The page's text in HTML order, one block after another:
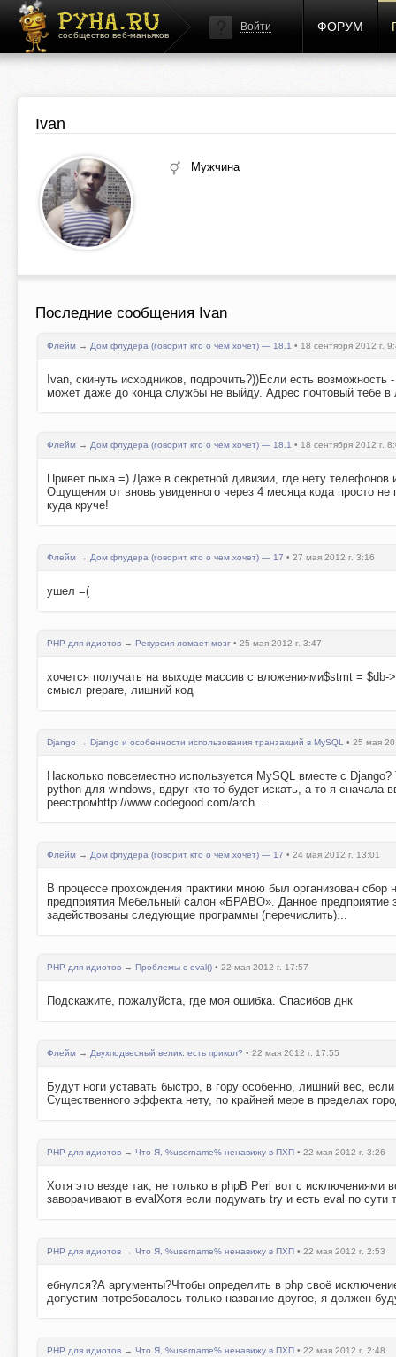
сообщество веб-маньяков
Войти ФОРУМ
Ivan
Мужчина
Последние сообщения Ivan
Флейм → Дом флудера (говорит кто о чем хочет) — 18.1 • 18 сентября 2012 г.
Ivan, скинуть исходников, подрочить?))Если есть
может даже до конца службы не выйду. Адрес почтовый тебе
Флейм → Дом флудера (говорит кто о чем хочет) — 18.1 • 18 сентября 2012 г.
Привет пыха =) Даже в секретной дивизии, где нету
Ощущения от вновь увиденного через 4 месяца кода просто
куда круче!
Флейм → Дом флудера (говорит кто о чем хочет) — 17 • 27 мая 2012 г. 3:16
ушел =(
PHP для идиотов → Рекурсия ломает мозг • 25 мая 2012 г. 3:47
хочется получать на выходе массив с вложениями$stmt =
смысл prepare, лишний код
Django → Django и особенности использования транзакций в MySQL • 25 мая
Насколько повсеместно используется MySQL вместе с
python для windows, вдруг кто-то будет искать, а то я
реестромhttp://www.codegood.com/arch...
Флейм → Дом флудера (говорит кто о чем хочет) — 17 • 24 мая 2012 г. 13:01
В процессе прохождения практики мною был организован
предприятия Мебельный салон «БРАВО». Данное предприятие
задействованы следующие программы (перечислить)...
PHP для идиотов → Проблемы с eval() • 22 мая 2012 г. 17:57
Подскажите, пожалуйста, где моя ошибка. Спасибов днк
Флейм → Двухподвесный велик: есть прикол? • 22 мая 2012 г. 17:55
Будут ноги уставать быстро, в гору особенно, лишний вес,
Существенного эффекта нету, по крайней мере в пределах
PHP для идиотов → Что Я, %username% ненавижу в ПХП • 22 мая 2012 г. 3:26
Хотя это везде так, не только в phpВ Perl вот с
заворачивают в evalХотя если подумать try и есть eval по сути
PHP для идиотов → Что Я, %username% ненавижу в ПХП • 22 мая 2012 г. 2:53
ебнулся?А аргументы?Чтобы определить в php своё
допустим потребовалось только название другое, я должен
PHP для идиотов → Что Я, %username% ненавижу в ПХП • 22 мая 2012 г. 2:48